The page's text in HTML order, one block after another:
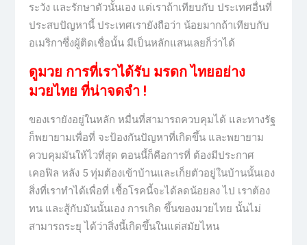
ระวัง และรักษาตัวนั้นเอง แต่เราถ้าเทียบกับ ประเทศอื่นที่
ประสบปัญหานี้ ประเทศเรายังถือว่า น้อยมากถ้าเทียบกับ
อเมริกาซึ่งผู้ติดเชื่อนั้น มีเป็นหลักแสนเลยก็ว่าได้
ดูมวย การที่เราได้รับ มรดก ไทยอย่าง
มวยไทย ที่น่าจดจำ !
ของเรายังอยู่ในหลัก หมื่นที่สามารถควบคุมได้ และทางรัฐ
ก็พยายามเพื่อที่ จะป้องกันปัญหาที่เกิดขึ้น และพยายาม
ควบคุมมันให้ไวที่สุด ตอนนี้ก็คือการที่ ต้องมีประกาศ
เคอฟิล หลัง 5 ทุ่มต้องเข้าบ้านและเก็ยตัวอยู่ในบ้านนั้นเอง
สิ่งที่เราทำได้เพื่อที่ เชื้อโรคนี้จะได้ลดน้อยลง ไป เราต้อง
ทน และสู้กับมันนั้นเอง การเกิด ขึ้นของมวยไทย นั้นไม่
สามารถระยุ ได้ว่าสิ่งนี้เกิดขึ้นในแต่สมัยไหน